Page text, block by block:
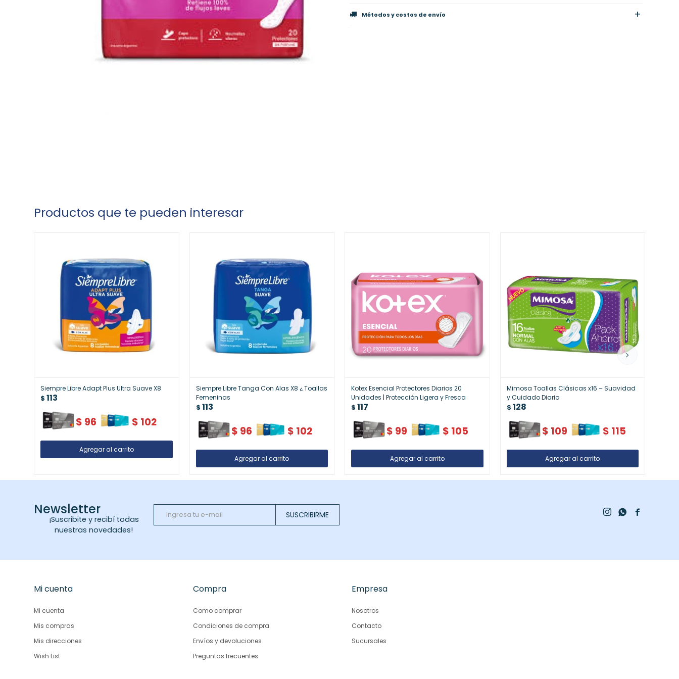
Métodos y costos de envío
Productos que te pueden interesar
Siempre Libre Adapt Plus Ultra Suave X8
$ 113
$ 96 $ 102
Siempre Libre Tanga Con Alas X8 ¿ Toallas
Femeninas
$ 113
$ 96 $ 102
Kotex Esencial Protectores Diarios 20
Unidades | Protección Ligera y Fresca
$ 117
$ 99 $ 105
Mimosa Toallas Clásicas x16 – Suavidad
y Cuidado Diario
$ 128
$ 109 $ 115
Newsletter
¡Suscribite y recibí todas
nuestras novedades!
SUSCRIBIRME 
 
Mi cuenta
Mi cuenta
Mis compras
Mis direcciones
Wish List
Compra
Como comprar
Condiciones de compra
Envíos y devoluciones
Preguntas frecuentes
Empresa
Nosotros
Contacto
Sucursales